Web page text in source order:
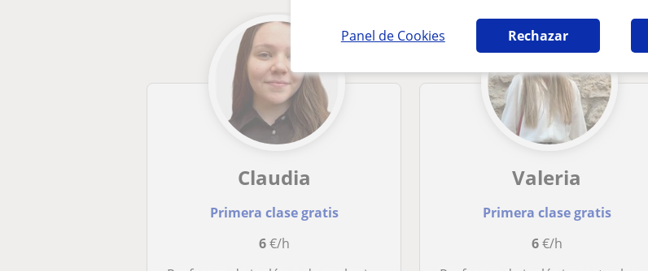
Panel de Cookies Rechazar
Claudia
Primera clase gratis
6€/h
Valeria
Primera clase gratis
6€/h